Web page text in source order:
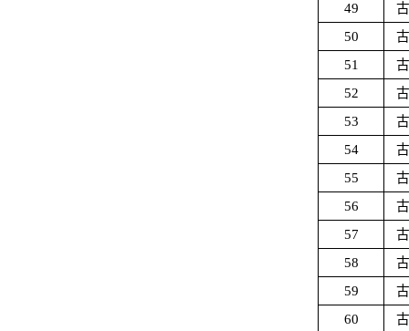
49
50
51
52
53
54
55
56
57
58
59
60